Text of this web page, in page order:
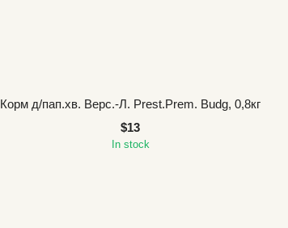
Корм д/пап.хв. Верс.-Л. Prest.Prem. Budg, 0,8кг
$13
In stock